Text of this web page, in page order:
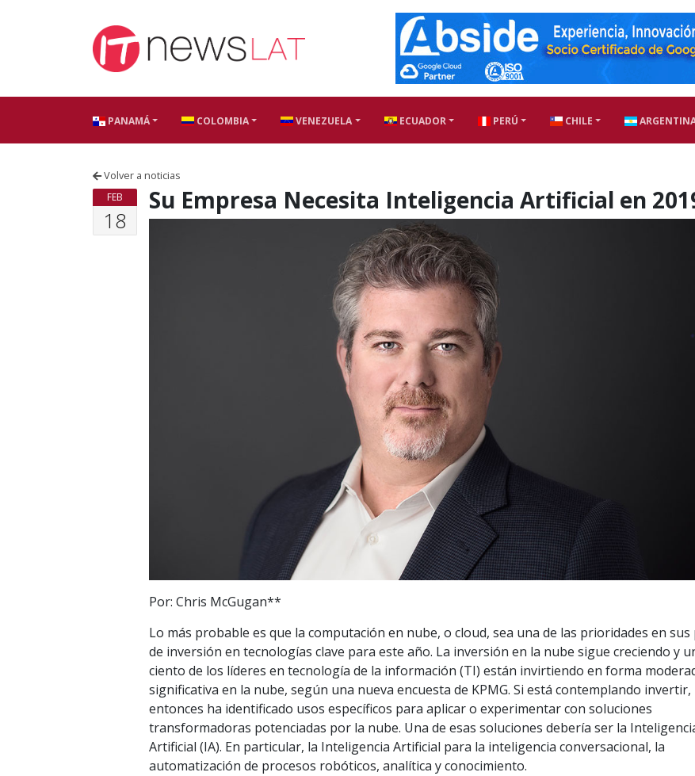
PANAMÁ COLOMBIA VENEZUELA ECUADOR PERÚ CHILE
Volver a noticias
FEB
18
Su Empresa Necesita Inteligencia Artificial en
Por: Chris McGugan**
Lo más probable es que la computación en nube, o cloud, sea una de las prioridades en sus
de inversión en tecnologías clave para este año. La inversión en la nube sigue creciendo y
ciento de los líderes en tecnología de la información (TI) están invirtiendo en forma
significativa en la nube, según una nueva encuesta de KPMG. Si está contemplando invertir,
entonces ha identificado usos específicos para aplicar o experimentar con soluciones
transformadoras potenciadas por la nube. Una de esas soluciones debería ser la
Artificial (IA). En particular, la Inteligencia Artificial para la inteligencia conversacional, la
automatización de procesos robóticos, analítica y conocimiento.